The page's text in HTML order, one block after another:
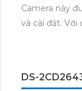
Camera này
và cài đặt. Với
soát và xem
DS-